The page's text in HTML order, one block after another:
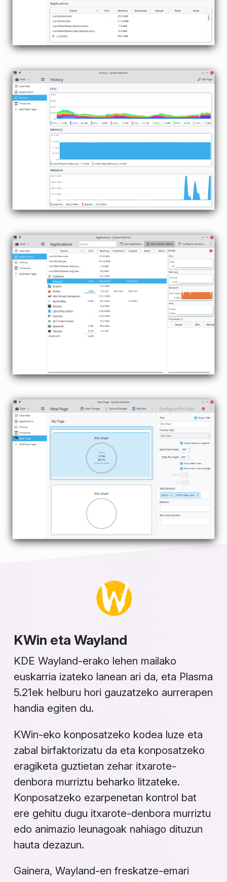
KWin eta Wayland
KDE Wayland-erako lehen mailako
euskarria izateko lanean ari da, eta Plasma
5.21ek helburu hori gauzatzeko aurrerapen
handia egiten du.
KWin-eko konposatzeko kodea luze eta
zabal birfaktorizatu da eta konposatzeko
eragiketa guztietan zehar itxarote-
denbora murriztu beharko litzateke.
Konposatzeko ezarpenetan kontrol bat
ere gehitu dugu itxarote-denbora murriztu
edo animazio leunagoak nahiago dituzun
hauta dezazun.
Gainera, Wayland-en freskatze-emari